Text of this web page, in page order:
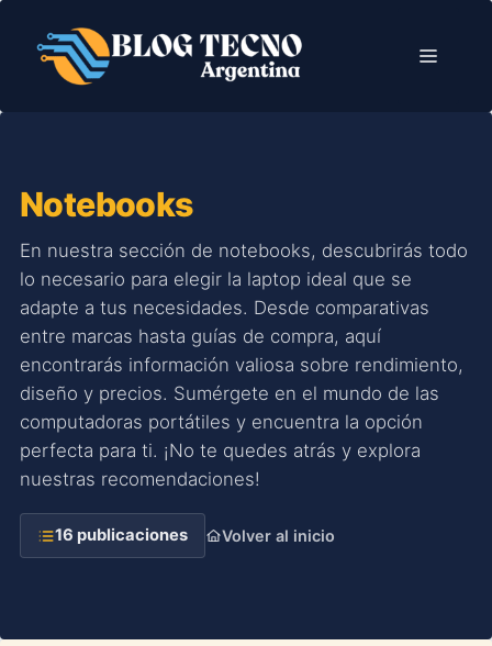
contenido
Menú
Notebooks
En nuestra sección de notebooks, descubrirás todo
lo necesario para elegir la laptop ideal que se
adapte a tus necesidades. Desde comparativas
entre marcas hasta guías de compra, aquí
encontrarás información valiosa sobre rendimiento,
diseño y precios. Sumérgete en el mundo de las
computadoras portátiles y encuentra la opción
perfecta para ti. ¡No te quedes atrás y explora
nuestras recomendaciones!
16 publicaciones Volver al inicio